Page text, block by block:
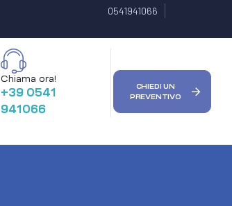
0541941066
Chiama ora!
+39 0541
941066
CHIEDI UN
PREVENTIVO